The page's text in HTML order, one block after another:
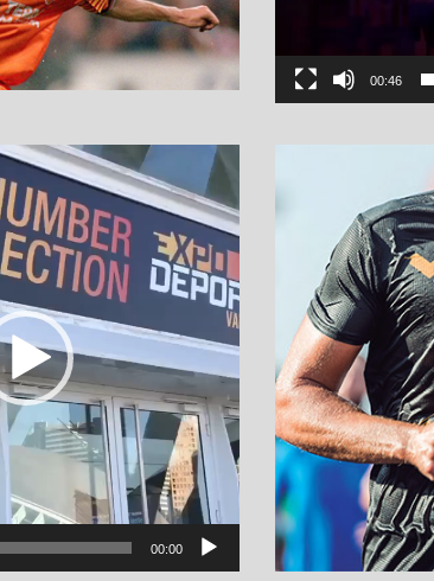
00:46
نمایشگر
ویدیو
00:00